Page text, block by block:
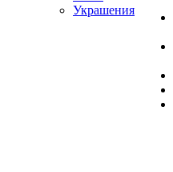
Украшения